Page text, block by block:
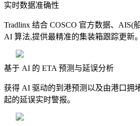
实时数据准确性
Tradlinx 结合 COSCO 官方数据、AIS(
AI 算法,提供最精准的集装箱跟踪更新。
基于 AI 的 ETA 预测与延误分析
获得 AI 驱动的到港预测以及由港口拥
起的延误实时警报。